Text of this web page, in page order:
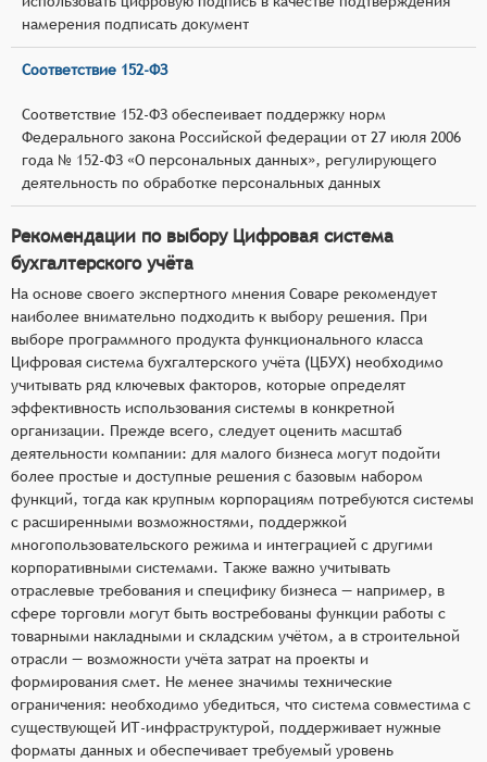
намерения подписать документ
Соответствие 152-ФЗ
Соответствие 152-ФЗ обеспеивает поддержку норм
Федерального закона Российской федерации от 27 июля 2006
года № 152-ФЗ «О персональных данных», регулирующего
деятельность по обработке персональных данных
Рекомендации по выбору Цифровая система
бухгалтерского учёта
На основе своего экспертного мнения Соваре рекомендует
наиболее внимательно подходить к выбору решения. При
выборе программного продукта функционального класса
Цифровая система бухгалтерского учёта (ЦБУХ) необходимо
учитывать ряд ключевых факторов, которые определят
эффективность использования системы в конкретной
организации. Прежде всего, следует оценить масштаб
деятельности компании: для малого бизнеса могут подойти
более простые и доступные решения с базовым набором
функций, тогда как крупным корпорациям потребуются системы
с расширенными возможностями, поддержкой
многопользовательского режима и интеграцией с другими
корпоративными системами. Также важно учитывать
отраслевые требования и специфику бизнеса — например, в
сфере торговли могут быть востребованы функции работы с
товарными накладными и складским учётом, а в строительной
отрасли — возможности учёта затрат на проекты и
формирования смет. Не менее значимы технические
ограничения: необходимо убедиться, что система совместима с
существующей ИТ-инфраструктурой, поддерживает нужные
форматы данных и обеспечивает требуемый уровень